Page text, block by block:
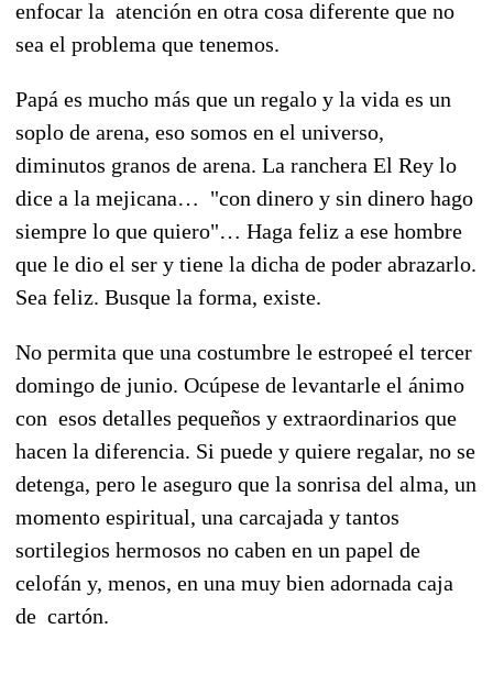
enfocar la atención en otra cosa diferente que no
sea el problema que tenemos.
Papá es mucho más que un regalo y la vida es un
soplo de arena, eso somos en el universo,
diminutos granos de arena. La ranchera El Rey lo
dice a la mejicana… "con dinero y sin dinero hago
siempre lo que quiero"… Haga feliz a ese hombre
que le dio el ser y tiene la dicha de poder abrazarlo.
Sea feliz. Busque la forma, existe.
No permita que una costumbre le estropeé el tercer
domingo de junio. Ocúpese de levantarle el ánimo
con esos detalles pequeños y extraordinarios que
hacen la diferencia. Si puede y quiere regalar, no se
detenga, pero le aseguro que la sonrisa del alma, un
momento espiritual, una carcajada y tantos
sortilegios hermosos no caben en un papel de
celofán y, menos, en una muy bien adornada caja
de cartón.